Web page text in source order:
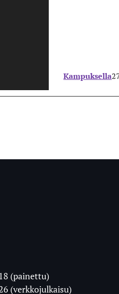
Kampuksella
(painettu)
(verkkojulkaisu)